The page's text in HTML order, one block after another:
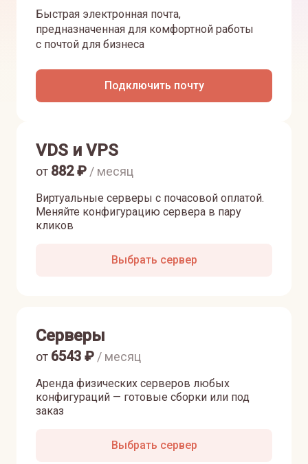
Быстрая электронная почта,
предназначенная для комфортной работы
с почтой для бизнеса
Подключить почту
VDS и VPS
Виртуальные серверы с почасовой оплатой.
Меняйте конфигурацию сервера в пару
кликов
от 882₽ / месяц
Выбрать сервер
Серверы
Аренда физических серверов любых
конфигураций — готовые сборки или под
заказ
от 6543 ₽ / месяц
Выбрать сервер